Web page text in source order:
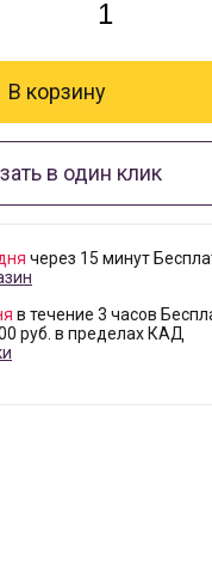
в один клик
через 15 минут
в течение 3 часов
руб. в пределах КАД